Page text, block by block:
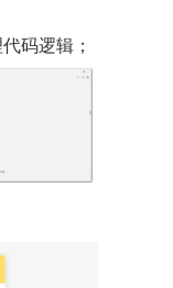
码逻辑；